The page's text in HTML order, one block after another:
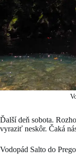
Ďalší deň sobota.
vyraziť neskôr. Čaká
Vodopád Salto do Prego